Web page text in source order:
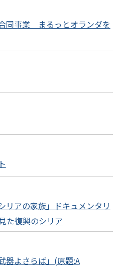
同事業 まるっとオランダを
リアの家族」ドキュメンタリ
た復興のシリア
器よさらば」(原題:A